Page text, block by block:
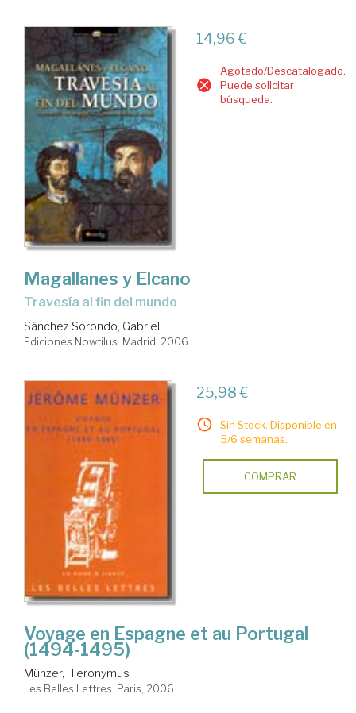
14,96 €
Agotado/Descatalogado.
Puede solicitar
búsqueda.
Magallanes y Elcano
travesía al fin del mundo
Sánchez Sorondo, Gabriel
Ediciones Nowtilus. Madrid, 2006
25,98 €
Sin Stock. Disponible en
5/6 semanas.
COMPRAR
Voyage en Espagne et au Portugal
(1494-1495)
Münzer, Hieronymus
Les Belles Lettres. Paris, 2006